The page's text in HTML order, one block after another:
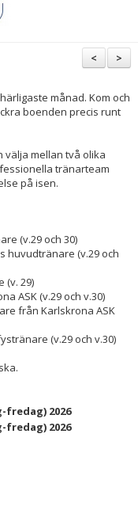
>
<
månad. Kom och
boenden precis runt
välja mellan två olika
tränarteam
på isen.
(v.29 och 30)
huvudtränare (v.29 och
(v. 29)
ASK (v.29 och v.30)
från Karlskrona ASK
(v.29 och v.30)
fredag) 2026
fredag) 2026